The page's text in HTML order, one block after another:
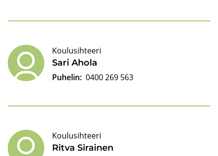
Sari Ahola
Koulusihteeri
Puhelin: 0400 269 563
Ritva Si­rai­nen
Koulusihteeri